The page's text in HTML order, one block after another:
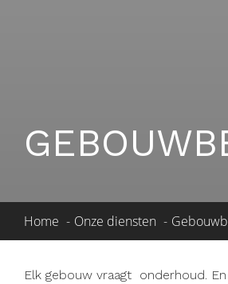
Home Onze diensten
Elk gebouw vraagt onderhoud.